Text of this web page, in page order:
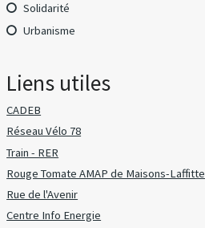
Solidarité
Urbanisme
Liens utiles
CADEB
Réseau Vélo 78
Train - RER
Rouge Tomate AMAP de Maisons-Laffitte
Rue de l'Avenir
Centre Info Energie